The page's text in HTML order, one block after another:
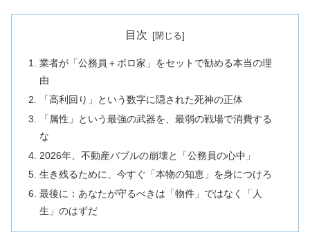
目次
業者が「公務員＋ボロ家」をセットで勧める本当の理
由
「高利回り」という数字に隠された死神の正体
「属性」という最強の武器を、最弱の戦場で消費する
な
2026年、不動産バブルの崩壊と「公務員の心中」
生き残るために、今すぐ「本物の知恵」を身につけろ
最後に：あなたが守るべきは「物件」ではなく「人
生」のはずだ